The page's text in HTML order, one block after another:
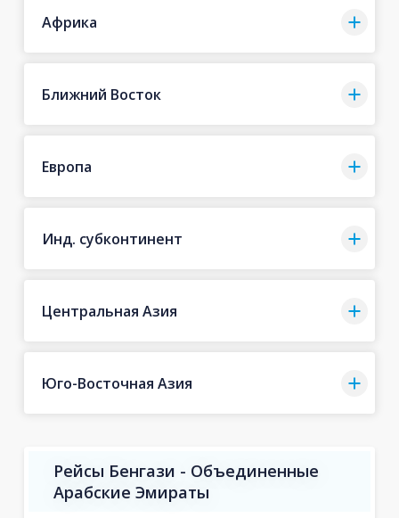
Африка
Ближний Восток
Европа
Инд. субконтинент
Центральная Азия
Юго-Восточная Азия
Рейсы Бенгази - Объединенные
Арабские Эмираты